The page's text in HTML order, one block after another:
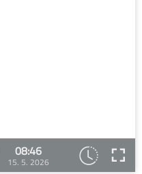
08:46
15. 5. 2026